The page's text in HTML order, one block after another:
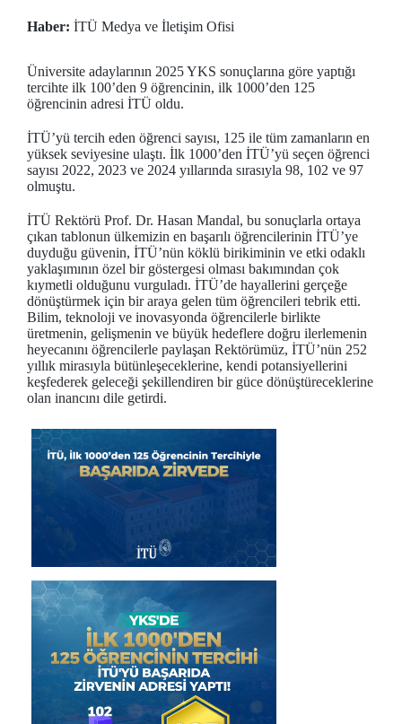
Haber: İTÜ Medya ve İletişim Ofisi
Üniversite adaylarının 2025 YKS sonuçlarına göre yaptığı
tercihte ilk 100’den 9 öğrencinin, ilk 1000’den 125
öğrencinin adresi İTÜ oldu.
İTÜ’yü tercih eden öğrenci sayısı, 125 ile tüm zamanların en
yüksek seviyesine ulaştı. İlk 1000’den İTÜ’yü seçen öğrenci
sayısı 2022, 2023 ve 2024 yıllarında sırasıyla 98, 102 ve 97
olmuştu.
İTÜ Rektörü Prof. Dr. Hasan Mandal, bu sonuçlarla ortaya
çıkan tablonun ülkemizin en başarılı öğrencilerinin İTÜ’ye
duyduğu güvenin, İTÜ’nün köklü birikiminin ve etki odaklı
yaklaşımının özel bir göstergesi olması bakımından çok
kıymetli olduğunu vurguladı. İTÜ’de hayallerini gerçeğe
dönüştürmek için bir araya gelen tüm öğrencileri tebrik etti.
Bilim, teknoloji ve inovasyonda öğrencilerle birlikte
üretmenin, gelişmenin ve büyük hedeflere doğru ilerlemenin
heyecanını öğrencilerle paylaşan Rektörümüz, İTÜ’nün 252
yıllık mirasıyla bütünleşeceklerine, kendi potansiyellerini
keşfederek geleceği şekillendiren bir güce dönüştüreceklerine
olan inancını dile getirdi.